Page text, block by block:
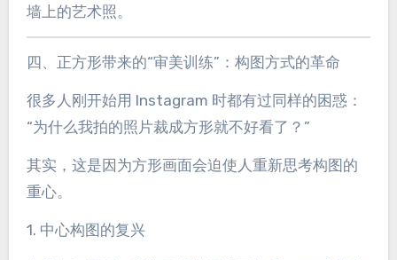
墙上的艺术照。
四、正方形带来的“审美训练”：构图方式的革命
很多人刚开始用 Instagram 时都有过同样的困惑：
“为什么我拍的照片裁成方形就不好看了？”
其实，这是因为方形画面会迫使人重新思考构图的
重心。
1. 中心构图的复兴